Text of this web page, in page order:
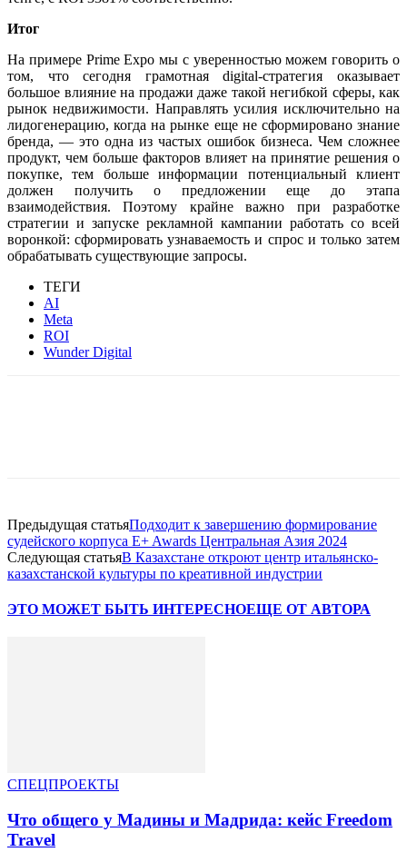
Итог
На примере Prime Expo мы с уверенностью можем говорить о
том, что сегодня грамотная digital-стратегия оказывает
большое влияние на продажи даже такой негибкой сферы, как
рынок недвижимости. Направлять усилия исключительно на
лидогенерацию, когда на рынке еще не сформировано знание
бренда, — это одна из частых ошибок бизнеса. Чем сложнее
продукт, чем больше факторов влияет на принятие решения о
покупке, тем больше информации потенциальный клиент
должен получить о предложении еще до этапа
взаимодействия. Поэтому крайне важно при разработке
стратегии и запуске рекламной кампании работать со всей
воронкой: сформировать узнаваемость и спрос и только затем
обрабатывать существующие запросы.
ТЕГИ
AI
Meta
ROI
Wunder Digital
Предыдущая статьяПодходит к завершению формирование
судейского корпуса E+ Awards Центральная Азия 2024
Следующая статьяВ Казахстане откроют центр итальянско-
казахстанской культуры по креативной индустрии
ЭТО МОЖЕТ БЫТЬ ИНТЕРЕСНОЕЩЕ ОТ АВТОРА
СПЕЦПРОЕКТЫ
Что общего у Мадины и Мадрида: кейс Freedom
Travel